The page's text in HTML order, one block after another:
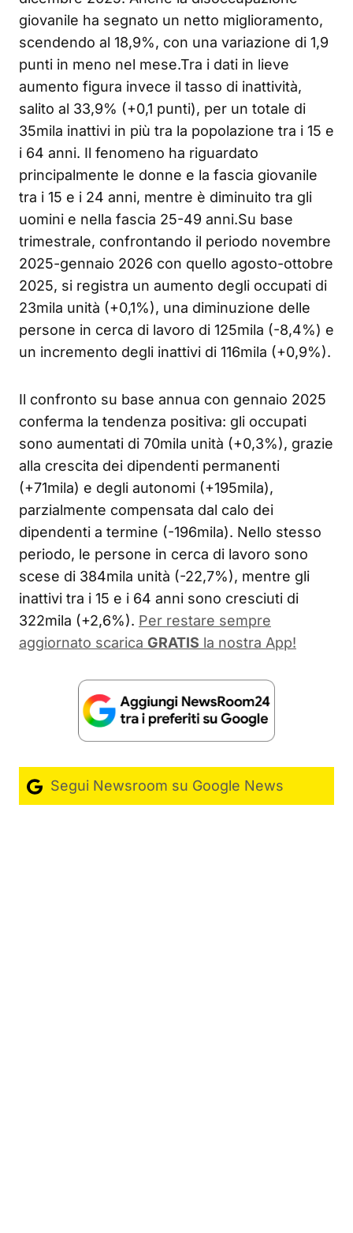
giovanile ha segnato un netto miglioramento,
scendendo al 18,9%, con una variazione di 1,9
punti in meno nel mese.Tra i dati in lieve
aumento figura invece il tasso di inattività,
salito al 33,9% (+0,1 punti), per un totale di
35mila inattivi in più tra la popolazione tra i 15 e
i 64 anni. Il fenomeno ha riguardato
principalmente le donne e la fascia giovanile
tra i 15 e i 24 anni, mentre è diminuito tra gli
uomini e nella fascia 25-49 anni.Su base
trimestrale, confrontando il periodo novembre
2025-gennaio 2026 con quello agosto-ottobre
2025, si registra un aumento degli occupati di
23mila unità (+0,1%), una diminuzione delle
persone in cerca di lavoro di 125mila (-8,4%) e
un incremento degli inattivi di 116mila (+0,9%).
Il confronto su base annua con gennaio 2025
conferma la tendenza positiva: gli occupati
sono aumentati di 70mila unità (+0,3%), grazie
alla crescita dei dipendenti permanenti
(+71mila) e degli autonomi (+195mila),
parzialmente compensata dal calo dei
dipendenti a termine (-196mila). Nello stesso
periodo, le persone in cerca di lavoro sono
scese di 384mila unità (-22,7%), mentre gli
inattivi tra i 15 e i 64 anni sono cresciuti di
322mila (+2,6%). Per restare sempre
aggiornato scarica GRATIS la nostra App!
Segui Newsroom su Google News